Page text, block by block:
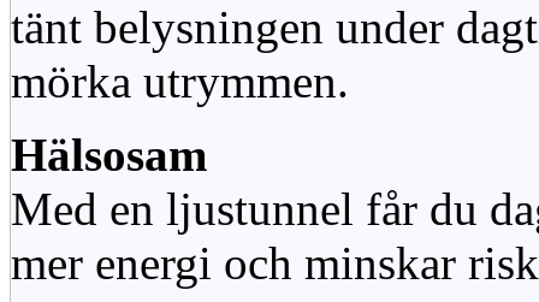
tänt belysningen under
mörka utrymmen.
Hälsosam
Med en ljustunnel får du
mer energi och minskar